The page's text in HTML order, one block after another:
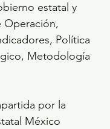
estatal y
Operación,
Política
Metodología
por la
México